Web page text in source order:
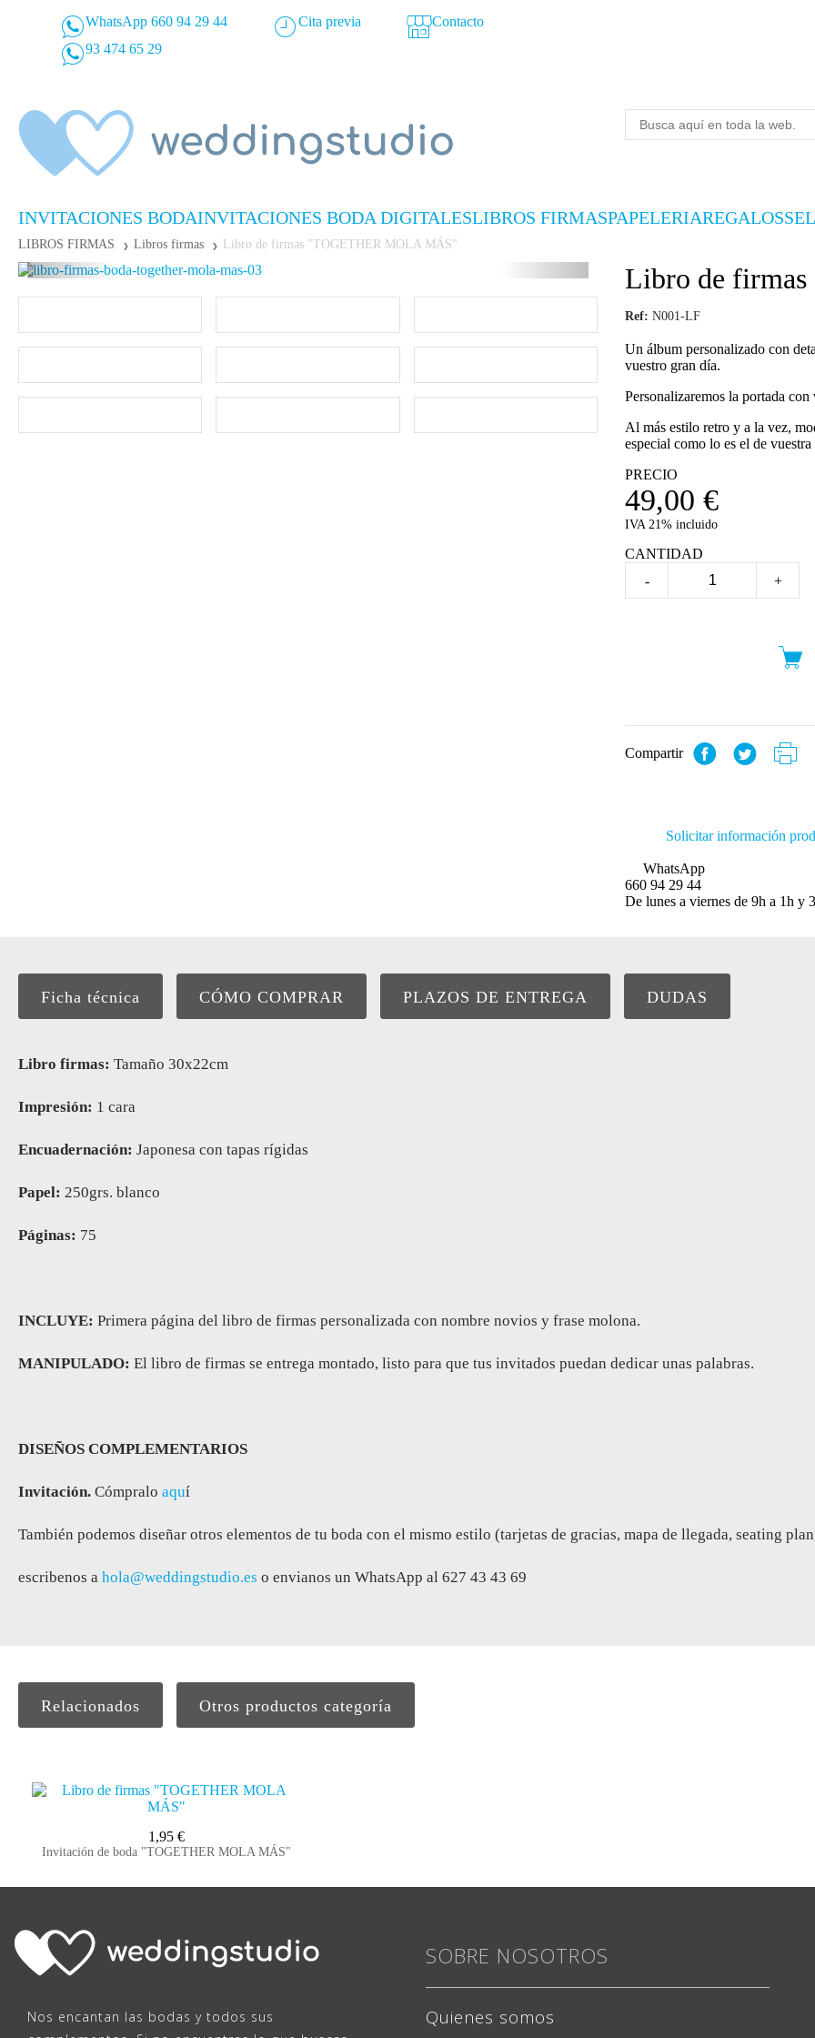
WhatsApp 660 94 29 44 Cita previa
Contacto
93 474 65 29
INVITACIONES BODAINVITACIONES BODA DIGITALESLIBROS FIRMASPAPELERIAREGALOS
LIBROS FIRMAS Libros firmas Libro de firmas "TOGETHER MOLA MÁS"
Libro de
Ref: N001-LF
Un álbum personalizado con
vuestro gran día.
Personalizaremos la portada
Al más estilo retro y a la vez,
especial como lo es el de vuestra
PRECIO
49,00 €
IVA 21% incluido
CANTIDAD
-
+
Compartir
Solicitar información
WhatsApp
660 94 29 44
De lunes a viernes de 9h a 1h y
Ficha técnica CÓMO COMPRAR PLAZOS DE ENTREGA DUDAS
Libro firmas: Tamaño 30x22cm
Impresión: 1 cara
Encuadernación: Japonesa con tapas rígidas
Papel: 250grs. blanco
Páginas: 75
INCLUYE: Primera página del libro de firmas personalizada con nombre novios y frase molona.
MANIPULADO: El libro de firmas se entrega montado, listo para que tus invitados puedan dedicar unas palabras.
DISEÑOS COMPLEMENTARIOS
Invitación. Cómpralo aquí
También podemos diseñar otros elementos de tu boda con el mismo estilo (tarjetas de gracias, mapa de llegada, seating
escribenos a hola@weddingstudio.es o envianos un WhatsApp al 627 43 43 69
Relacionados Otros productos categoría
1,95 €
Invitación de boda "TOGETHER MOLA MÁS"
Nos encantan las bodas y todos sus
SOBRE NOSOTROS
Quienes somos